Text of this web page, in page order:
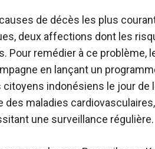
de décès les plus
deux affections dont les
Pour remédier à ce problème,
en lançant un
indonésiens le jour de
des maladies
une surveillance régulière.